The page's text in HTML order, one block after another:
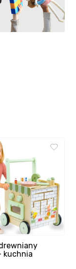
kuchnia